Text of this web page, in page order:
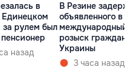
в
Единецком
за рулем был
назад
В Резине
объявленного в
международный
розыск
Украины
3 часа назад